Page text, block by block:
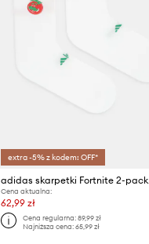
extra -5% z kodem: OFF*
adidas skarpetki Fortnite 2-pack
Cena aktualna:
62,99 zł
Cena regularna: 89,99 zł
Najniższa cena: 65,99 zł